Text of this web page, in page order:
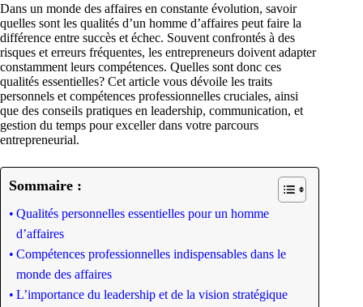
Dans un monde des affaires en constante évolution, savoir
quelles sont les qualités d’un homme d’affaires peut faire la
différence entre succès et échec. Souvent confrontés à des
risques et erreurs fréquentes, les entrepreneurs doivent adapter
constamment leurs compétences. Quelles sont donc ces
qualités essentielles? Cet article vous dévoile les traits
personnels et compétences professionnelles cruciales, ainsi
que des conseils pratiques en leadership, communication, et
gestion du temps pour exceller dans votre parcours
entrepreneurial.
Sommaire :
Qualités personnelles essentielles pour un homme
d’affaires
Compétences professionnelles indispensables dans le
monde des affaires
L’importance du leadership et de la vision stratégique